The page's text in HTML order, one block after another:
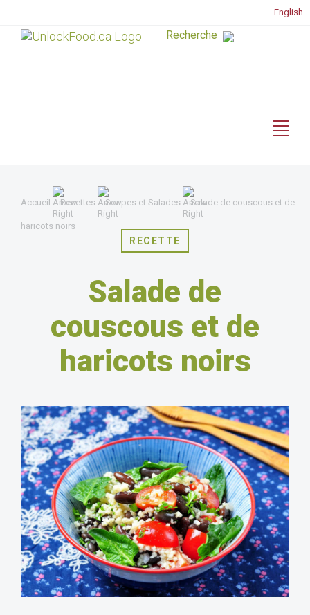
English
Accueil Recettes Soupes et Salades Salade de couscous et de
haricots noirs
RECETTE
Salade de
couscous et de
haricots noirs